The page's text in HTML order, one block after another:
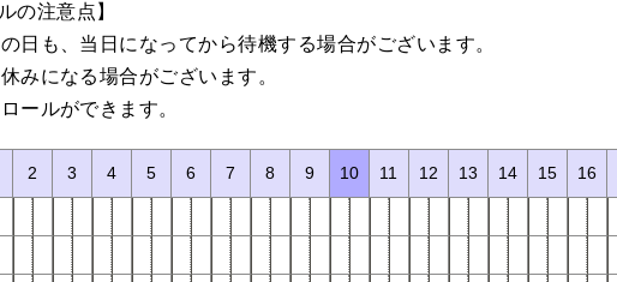
の注意点】
日も、当日になってから待機する場合がございます。
みになる場合がございます。
ールができます。
2 3 4 5 6 7 8 9 10 11 12 13 14 15 16